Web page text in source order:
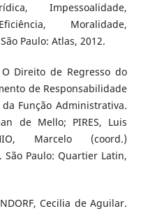
Impessoalidade,
Moralidade,
Paulo: Atlas, 2012.
O Direito de Regresso do
de Responsabilidade
Função Administrativa.
de Mello; PIRES, Luis
Marcelo (coord.)
São Paulo: Quartier Latin,
Cecilia de Aguilar.